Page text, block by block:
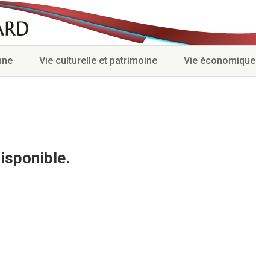
Vie culturelle et patrimoine Vie économique